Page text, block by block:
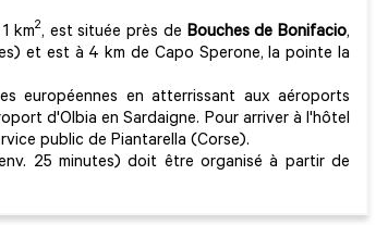
km2, est située près de Bouches de Bonifacio,
et est à 4 km de Capo Sperone, la pointe la
européennes en atterrissant aux aéroports
d'Olbia en Sardaigne. Pour arriver à l'hôtel
public de Piantarella (Corse).
25 minutes) doit être organisé à partir de